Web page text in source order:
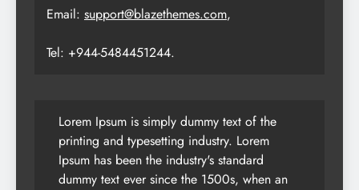
Email: support@blazethemes.com,
Tel: +944-5484451244.
Lorem Ipsum is simply dummy text of the
printing and typesetting industry. Lorem
Ipsum has been the industry's standard
dummy text ever since the 1500s, when an